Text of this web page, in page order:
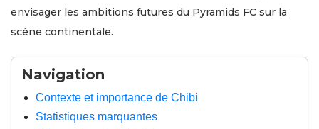
envisager les ambitions futures du Pyramids FC sur la
scène continentale.
Navigation
Contexte et importance de Chibi
Statistiques marquantes